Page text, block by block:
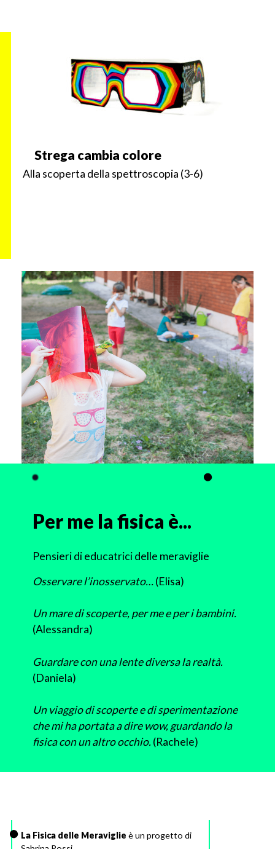
Strega cambia colore
Alla scoperta della spettroscopia (3-6)
Per me la fisica è...
Pensieri di educatrici delle meraviglie
Osservare l’inosservato…(Elisa)
Un mare di scoperte, per me e per i bambini.
(Alessandra)
Guardare con una lente diversa la realtà.
(Daniela)
Un viaggio di scoperte e di sperimentazione
che mi ha portata a dire wow, guardando la
fisica con un altro occhio.(Rachele)
La Fisica delle Meraviglie è un progetto di